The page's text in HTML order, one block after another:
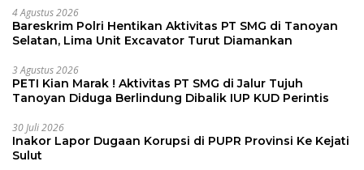
4 Agustus 2026
Bareskrim Polri Hentikan Aktivitas PT SMG di Tanoyan
Selatan, Lima Unit Excavator Turut Diamankan
3 Agustus 2026
PETI Kian Marak ! Aktivitas PT SMG di Jalur Tujuh
Tanoyan Diduga Berlindung Dibalik IUP KUD Perintis
30 Juli 2026
Inakor Lapor Dugaan Korupsi di PUPR Provinsi Ke Kejati
Sulut